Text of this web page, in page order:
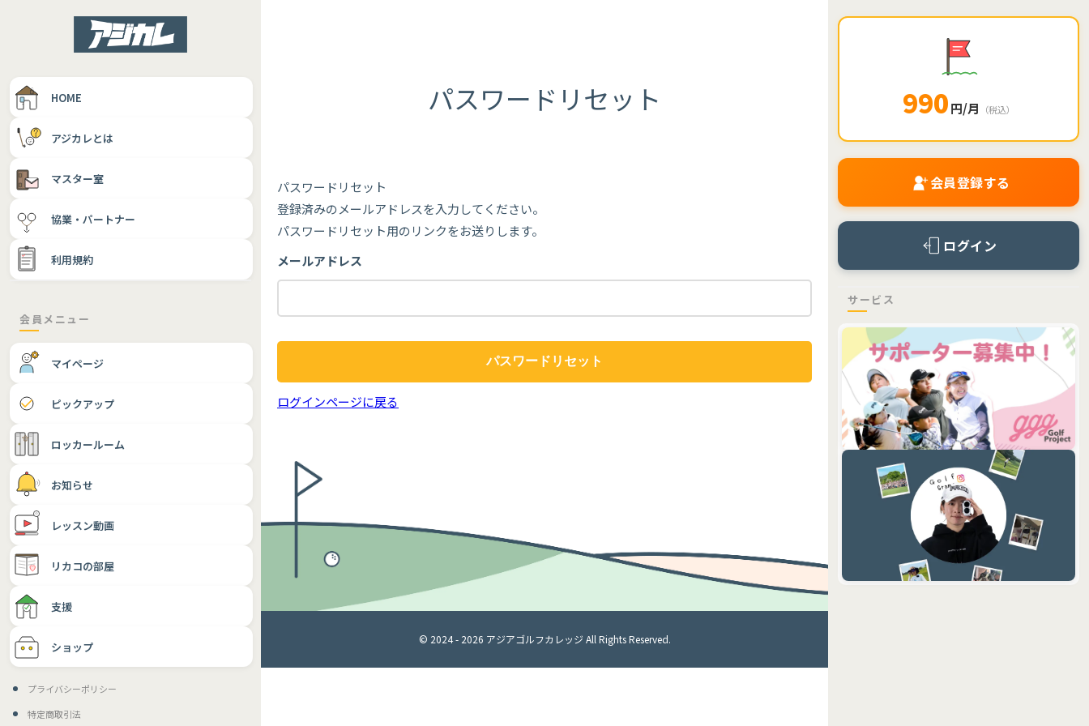
HOME
アジカレとは
マスター室
協業・パートナー
利用規約
会員メニュー
マイページ
ピックアップ
ロッカールーム
お知らせ
レッスン動画
リカコの部屋
支援
ショップ
プライバシーポリシー
特定商取引法
パスワードリセット
パスワードリセット
登録済みのメールアドレスを入力してください。
パスワードリセット用のリンクをお送りします。
メールアドレス
ログインページに戻る
© 2024 - 2026 アジアゴルフカレッジ All Rights Reserved.
990円/月 （税込）
会員登録する
ログイン
サービス